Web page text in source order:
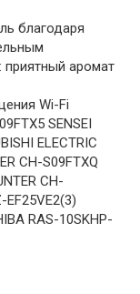
благодаря
аромат
Wi-Fi
SENSEI
ELECTRIC
CH-S09FTXQ
CH-
EF25VE2(3)
RAS-10SKHP-